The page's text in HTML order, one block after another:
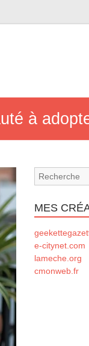
à
MES
e-citynet.com
lameche.org
cmonweb.fr